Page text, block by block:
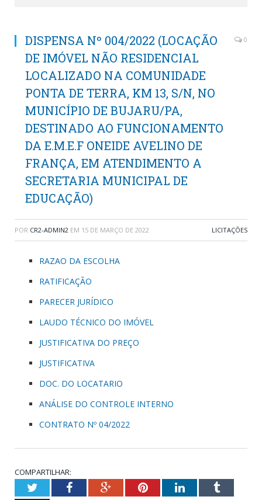
DISPENSA Nº 004/2022 (LOCAÇÃO
DE IMÓVEL NÃO RESIDENCIAL
LOCALIZADO NA COMUNIDADE
PONTA DE TERRA, KM 13, S/N, NO
MUNICÍPIO DE BUJARU/PA,
DESTINADO AO FUNCIONAMENTO
DA E.M.E.F ONEIDE AVELINO DE
FRANÇA, EM ATENDIMENTO A
SECRETARIA MUNICIPAL DE
EDUCAÇÃO)
0
POR CR2-ADMIN2 EM 15 DE MARÇO DE 2022 LICITAÇÕES
RAZAO DA ESCOLHA
RATIFICAÇÃO
PARECER JURÍDICO
LAUDO TÉCNICO DO IMÓVEL
JUSTIFICATIVA DO PREÇO
JUSTIFICATIVA
DOC. DO LOCATARIO
ANÁLISE DO CONTROLE INTERNO
CONTRATO Nº 04/2022
COMPARTILHAR:
TwitterFacebookGoogle+PinterestLinkedInTumblr